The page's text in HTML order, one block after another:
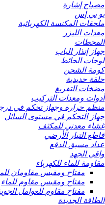
مصباح إشارة
يو بي إس
ملحقات المكنسة الكهربائية
معدات الليزر
المحطات
جهاز إنذار الباب
لوحات الحائط
كومة الشحن
حلقة حديدية
مضخات التفريغ
أدوات ومعدات التركيب
منظم حرارة وجهاز تحكم في
جهاز التحكم في مستوى السائل
غشاء معدني للمكثف
قاطع التيار الأرضي
عداد مسبق الدفع
واقي الجهد
مقاومة للماء للكهرباء
مفتاح ومقبس مقاومان
مفتاح ومقبس مقاوم للماء
مفتاح مقاوم للعوامل
الطاقة الجديدة